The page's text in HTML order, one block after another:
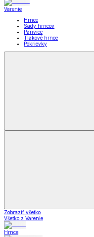
Varenie
Hrnce
Sady hrncov
Panvice
Tlakové hrnce
Pokrievky
Zobraziť všetko
Všetko z Varenie
Hrnce